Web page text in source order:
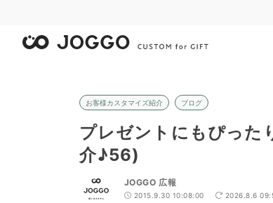
お客様カスタマイズ紹介 ブログ
プレゼントにもぴっ
介♪56)
JOGGO 広報
2015.9.30 10:08:00 2026.8.6